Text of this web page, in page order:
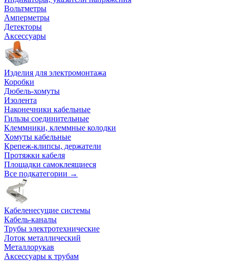
Вольтметры
Амперметры
Детекторы
Аксессуары
Изделия для электромонтажа
Коробки
Дюбель-хомуты
Изолента
Наконечники кабельные
Гильзы соединительные
Клеммники, клеммные колодки
Хомуты кабельные
Крепеж-клипсы, держатели
Протяжки кабеля
Площадки самоклеящиеся
Все подкатегории →
Кабеленесущие системы
Кабель-каналы
Трубы электротехнические
Лоток металлический
Металлорукав
Аксессуары к трубам